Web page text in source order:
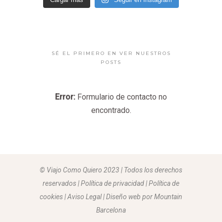
SÉ EL PRIMERO EN VER NUESTROS
POSTS
Error: Formulario de contacto no
encontrado.
© Viajo Como Quiero 2023 | Todos los derechos
reservados | Política de privacidad | Política de
cookies | Aviso Legal |Diseño web por Mountain
Barcelona